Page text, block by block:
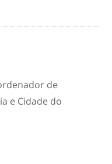
de
e Cidade do